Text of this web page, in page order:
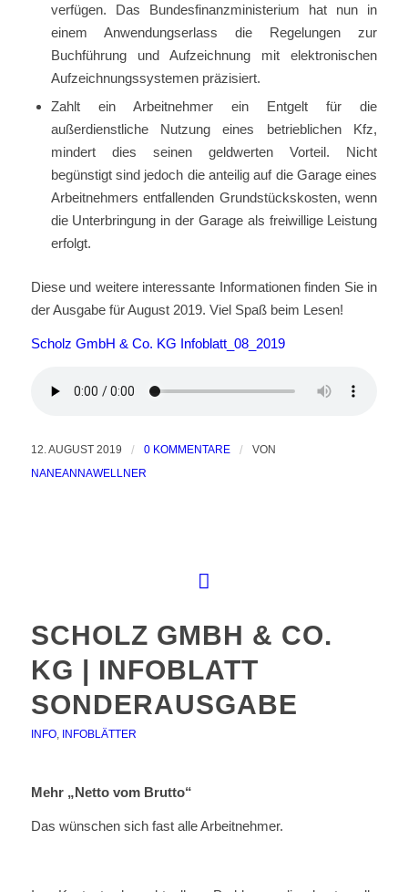
verfügen. Das Bundesfinanzministerium hat nun in
einem Anwendungserlass die Regelungen zur
Buchführung und Aufzeichnung mit elektronischen
Aufzeichnungssystemen präzisiert.
Zahlt ein Arbeitnehmer ein Entgelt für die
außerdienstliche Nutzung eines betrieblichen Kfz,
mindert dies seinen geldwerten Vorteil. Nicht
begünstigt sind jedoch die anteilig auf die Garage eines
Arbeitnehmers entfallenden Grundstückskosten, wenn
die Unterbringung in der Garage als freiwillige Leistung
erfolgt.
Diese und weitere interessante Informationen finden Sie in
der Ausgabe für August 2019. Viel Spaß beim Lesen!
Scholz GmbH & Co. KG Infoblatt_08_2019
12. AUGUST 2019 / 0 KOMMENTARE /
VON
NANEANNAWELLNER
SCHOLZ GMBH & CO.
KG | INFOBLATT
SONDERAUSGABE
INFO, INFOBLÄTTER
Mehr „Netto vom Brutto“
Das wünschen sich fast alle Arbeitnehmer.